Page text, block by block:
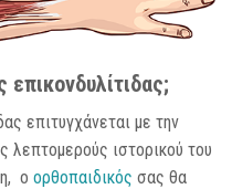
επιτυγχάνεται με την
λεπτομερούς ιστορικού του
ο ορθοπαιδικός σας θα